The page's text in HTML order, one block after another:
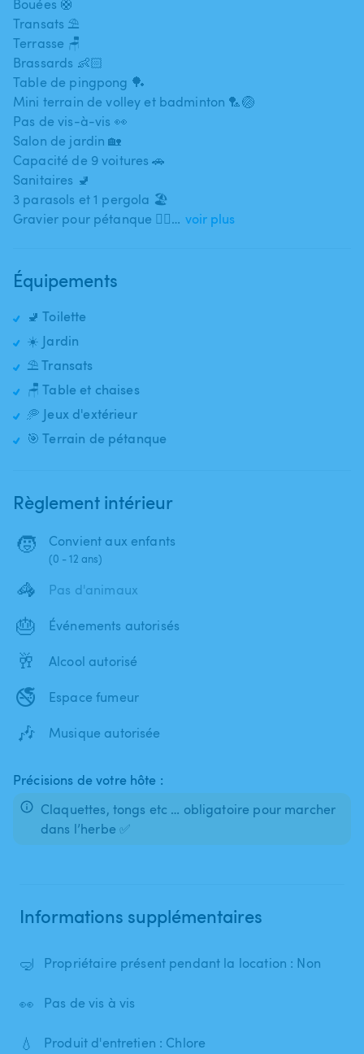
Bouées 🛟
Transats ⛱
Terrasse 🪑
Brassards 👶🏻
Table de pingpong 🏓
Mini terrain de volley et badminton 🏸🏐
Pas de vis-à-vis 👀
Salon de jardin 🏡
Capacité de 9 voitures 🚗
Sanitaires 🚽
3 parasols et 1 pergola 🏖
Gravier pour pétanque 👍🏽… voir plus
Équipements
🚽 Toilette
☀️ Jardin
⛱️ Transats
🪑 Table et chaises
🥏 Jeux d'extérieur
🎯 Terrain de pétanque
Règlement intérieur
🧒 Convient aux enfants
(0 - 12 ans)
🦓 Pas d'animaux
🎂 Événements autorisés
🥂 Alcool autorisé
🚭 Espace fumeur
🎶 Musique autorisée
Précisions de votre hôte :
Claquettes, tongs etc … obligatoire pour marcher
dans l’herbe ✅
Informations supplémentaires
🤿 Propriétaire présent pendant la location : Non
👀 Pas de vis à vis
💧 Produit d'entretien : Chlore